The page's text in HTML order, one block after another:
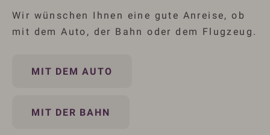
Wir wünschen Ihnen eine gute Anreise, ob
mit dem Auto, der Bahn oder dem Flugzeug.
MIT DEM AUTO
MIT DER BAHN